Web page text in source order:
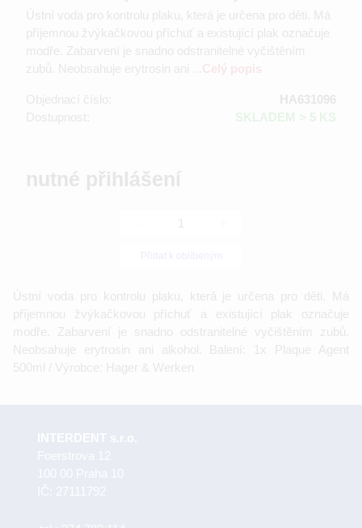
Ústní voda pro kontrolu plaku, která je určena pro děti. Má
příjemnou žvýkačkovou příchuť a existující plak označuje
modře. Zabarvení je snadno odstranitelné vyčištěním
zubů. Neobsahuje erytrosin ani ...
Objednací číslo:
HA631096
Dostupnost:
SKLADEM > 5 KS
nutné přihlášení
Ústní voda pro kontrolu plaku, která je určena pro děti. Má
příjemnou žvýkačkovou příchuť a existující plak označuje
modře. Zabarvení je snadno odstranitelné vyčištěním zubů.
Neobsahuje erytrosin ani alkohol. Balení: 1x Plaque Agent
500ml / Výrobce: Hager & Werken